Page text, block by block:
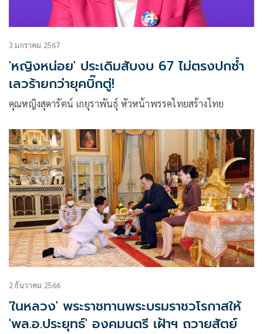
3 มกราคม 2567
'หญิงหน่อย' ประเดิมสับงบ 67 ไม่ตรงปกซ้ำ
เลวร้ายกว่ายุคบิ๊กตู่!
คุณหญิงสุดารัตน์ เกยุราพันธุ์ หัวหน้าพรรคไทยสร้างไทย
2 ธันวาคม 2566
'ในหลวง' พระราชทานพระบรมราชวโรกาสให้
'พล.อ.ประยุทธ์' องคมนตรี เฝ้าฯ ถวายสัตย์